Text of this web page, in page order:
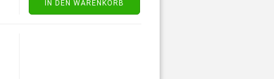
IN DEN WARENKORB